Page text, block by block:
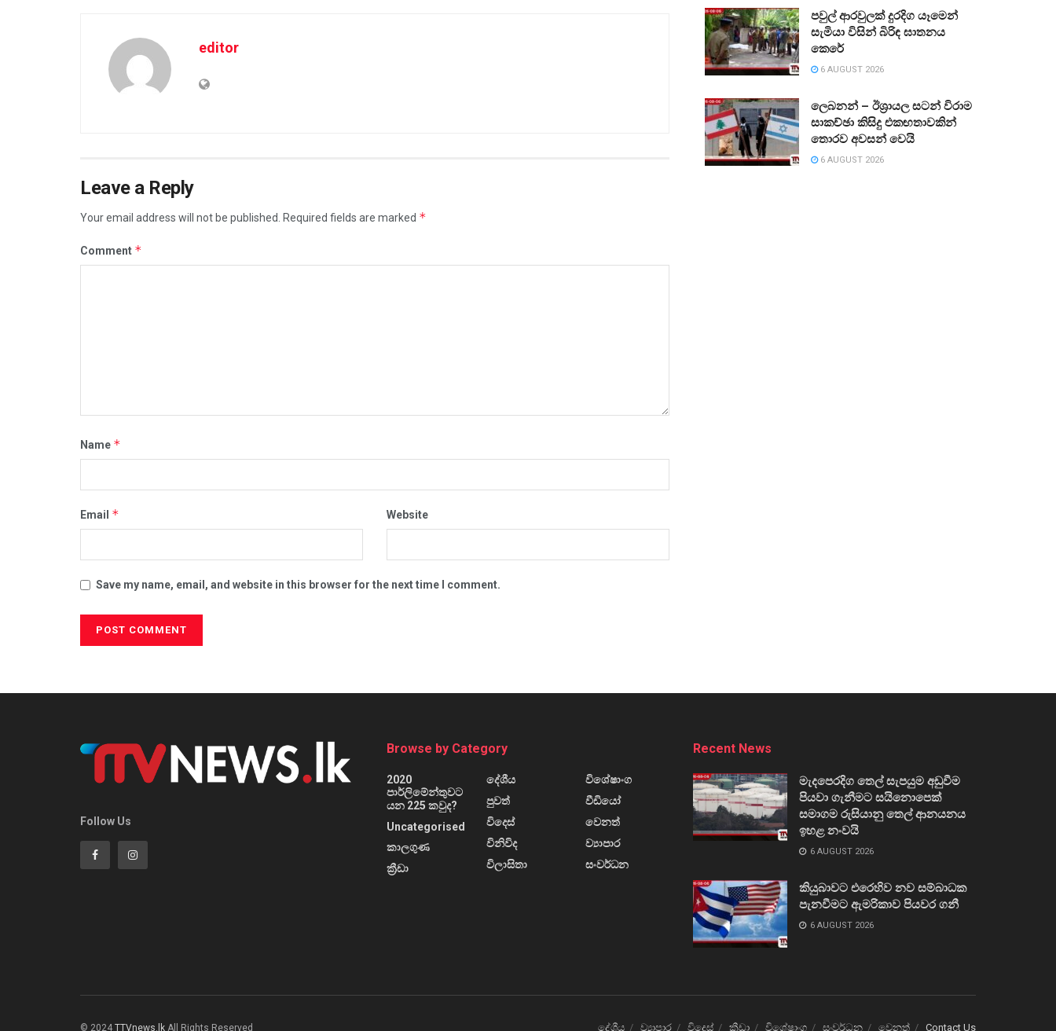
editor
Leave a Reply
Your email address will not be published. Required fields are marked *
Comment *
Name *
Email * Website
Save my name, email, and website in this browser for the next time I comment.
පවුල් ආරවුලක් දුරදිග යෑමෙන්
සැමියා විසින් බිරිඳ ඝාතනය
කෙරේ
6 AUGUST 2026
ලෙබනන් – ඊශ්‍රායල සටන් විරාම
සාකච්ඡා කිසිදු එකඟතාවකින්
තොරව අවසන් වෙයි
6 AUGUST 2026
Follow Us
Browse by Category
2020
පාර්ලිමේන්තුවට
යන 225 කවුද?
Uncategorised
කාලගුණ
ක්‍රීඩා
දේශීය
පුවත්
විදෙස්
විනිවිද
විලාසිතා
විශේෂාංග
වීඩියෝ
වෙනත්
ව්‍යාපාර
සංවර්ධන
Recent News
මැදපෙරදිග තෙල් සැපයුම අඩුවීම
පියවා ගැනීමට සයිනොපෙක්
සමාගම රුසියානු තෙල් ආනයනය
ඉහළ නංවයි
6 AUGUST 2026
කියුබාවට එරෙහිව නව සම්බාධක
පැනවීමට ඇමරිකාව පියවර ගනී
6 AUGUST 2026
දේශීය ව්‍යාපාර විදෙස් ක්‍රීඩා විශේෂාංග සංවර්ධන වෙනත් Contact Us
© 2024 TTVnews.lk All Rights Reserved